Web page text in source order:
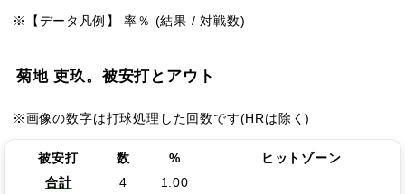
※【データ凡例】 率％ (結果 / 対戦数)
菊地 吏玖。被安打とアウト
※画像の数字は打球処理した回数です(HRは除く)
被安打 数 %
ヒットゾーン
合計
4 1.00